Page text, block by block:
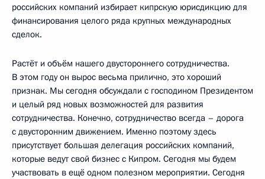
российских компаний избирает кипрскую юрисдикцию для
финансирования целого ряда крупных международных
сделок.
Растёт и объём нашего двустороннего сотрудничества.
В этом году он вырос весьма прилично, это хороший
признак. Мы сегодня обсуждали с господином Президентом
и целый ряд новых возможностей для развития
сотрудничества. Конечно, сотрудничество всегда – дорога
с двусторонним движением. Именно поэтому здесь
присутствует большая делегация российских компаний,
которые ведут свой бизнес с Кипром. Сегодня мы будем
участвовать в ещё одном полезном мероприятии. Сегодня